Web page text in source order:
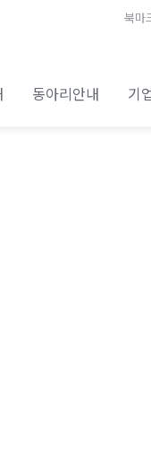
북마
동아리안내 기